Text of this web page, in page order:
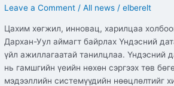
Leave a Comment /All news /elberelt
Цахим хөгжил, инновац, харилцаа
Дархан-Уул аймагт байрлах Үндэсний
үйл ажиллагаатай танилцлаа. Үндэсний
нь гамшгийн үеийн нөхөн сэргээх төв
мэдээллийн системүүдийн нөөцлөлтийг